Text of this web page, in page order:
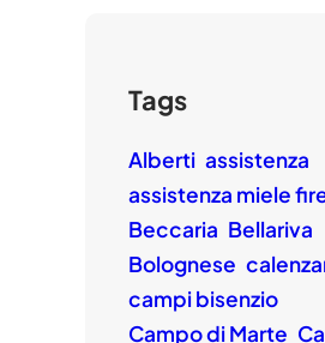
Tags
Alberti assistenza
assistenza miele
Beccaria Bellariva
Bolognese
campi bisenzio
Campo di Marte